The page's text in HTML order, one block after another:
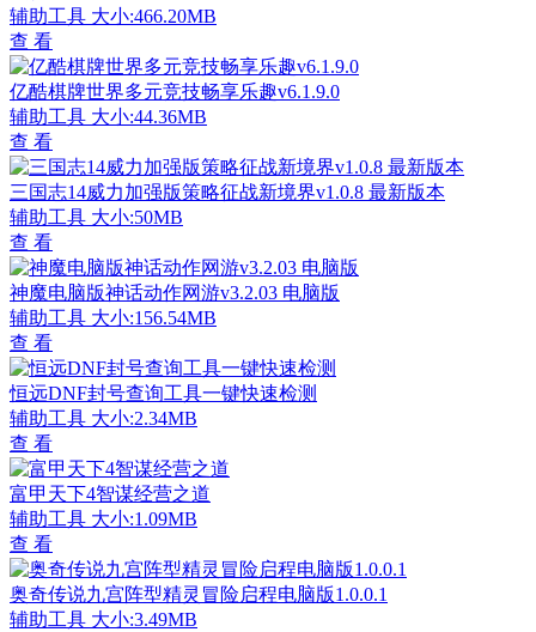
辅助工具 大小:466.20MB
查 看
亿酷棋牌世界多元竞技畅享乐趣v6.1.9.0
辅助工具 大小:44.36MB
查 看
三国志14威力加强版策略征战新境界v1.0.8 最新版本
辅助工具 大小:50MB
查 看
神魔电脑版神话动作网游v3.2.03 电脑版
辅助工具 大小:156.54MB
查 看
恒远DNF封号查询工具一键快速检测
辅助工具 大小:2.34MB
查 看
富甲天下4智谋经营之道
辅助工具 大小:1.09MB
查 看
奥奇传说九宫阵型精灵冒险启程电脑版1.0.0.1
辅助工具 大小:3.49MB